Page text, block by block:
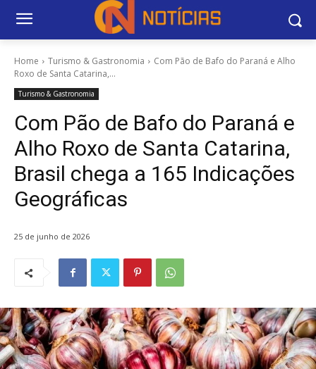
Home Turismo & Gastronomia
Com Pão de Bafo do Paraná e Alho
Roxo de Santa Catarina,...
Turismo & Gastronomia
Com Pão de Bafo do Paraná e
Alho Roxo de Santa Catarina,
Brasil chega a 165 Indicações
Geográficas
25 de junho de 2026